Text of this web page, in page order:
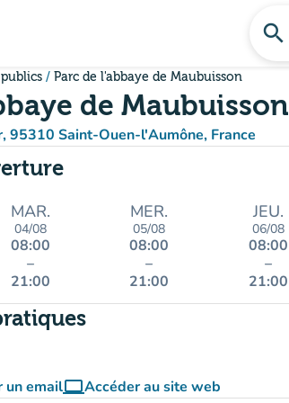
search
Parc de l'abbaye de Maubuisson
de Maubuisson
95310 Saint-Ouen-l'Aumône, France
(ouvrir dans Google Maps)
(nouvel onglet)
MAR.
04/08
08:00
–
21:00
MER.
05/08
08:00
–
21:00
JEU.
06/08
08:00
–
21:00
un emailcomputerAccéder au site web
(nouvel onglet)